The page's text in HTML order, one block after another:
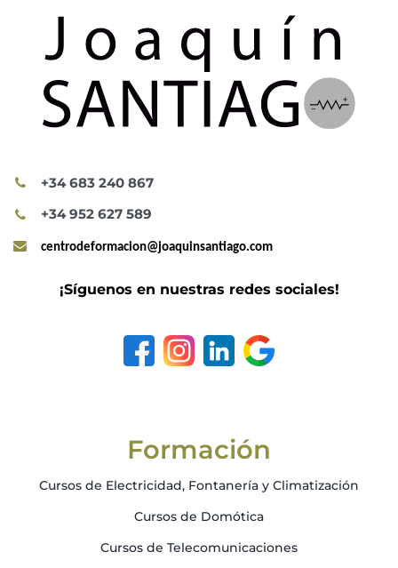
2027!!!
+34 683 240 867
+34 952 627 589
centrodeformacion@joaquinsantiago.com
¡Síguenos en nuestras redes sociales!
Formación
Cursos de Electricidad, Fontanería y Climatización
Cursos de Domótica
Cursos de Telecomunicaciones